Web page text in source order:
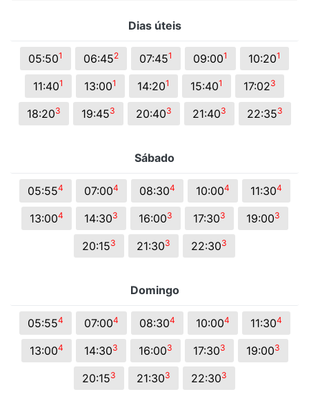
Dias úteis
05:501 06:452 07:451 09:001 10:201
11:401 13:001 14:201 15:401 17:023
18:203 19:453 20:403 21:403 22:353
Sábado
05:554 07:004 08:304 10:004 11:304
13:004 14:303 16:003 17:303 19:003
20:153 21:303 22:303
Domingo
05:554 07:004 08:304 10:004 11:304
13:004 14:303 16:003 17:303 19:003
20:153 21:303 22:303